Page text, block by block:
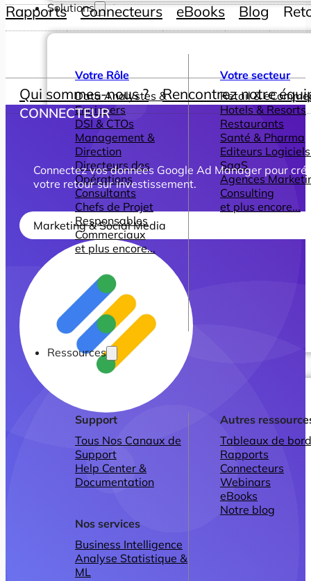
Solutions
Votre Rôle
Data Analystes &
Engineers
DSI & CTOs
Management &
Direction
Directeurs des
Opérations
Consultants
Chefs de Projet
Responsables
Commerciaux
et plus encore...
Votre secteur
Retail &
Hotels & Resorts
Restaurants
Santé & Pharma
Editeurs
SaaS
Agences
Consulting
et plus encore...
Ressources
Support
Tous Nos Canaux de
Support
Help Center &
Documentation
Nos services
Business Intelligence
Analyse Statistique &
ML
Autres
Tableaux de
Rapports
Connecteurs
Webinars
eBooks
Notre blog
Rapports
Connecteurs eBooks Blog
Qui sommes-nous ? Rencontrez notre
CONNECTEUR
Connectez vos données Google Ad Manager pour
votre retour sur investissement.
Marketing & Social Media